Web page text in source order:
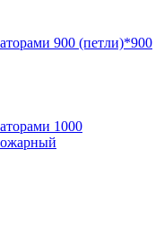
900 (петли)*900
1000